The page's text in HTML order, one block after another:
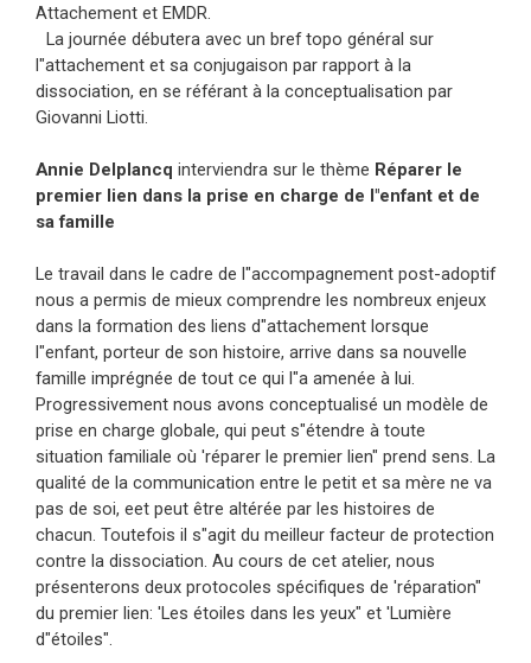
Attachement et EMDR.
La journée débutera avec un bref topo général sur
l"attachement et sa conjugaison par rapport à la
dissociation, en se référant à la conceptualisation par
Giovanni Liotti.
Annie Delplancq interviendra sur le thème Réparer le
premier lien dans la prise en charge de l"enfant et de
sa famille
Le travail dans le cadre de l"accompagnement post-adoptif
nous a permis de mieux comprendre les nombreux enjeux
dans la formation des liens d"attachement lorsque
l"enfant, porteur de son histoire, arrive dans sa nouvelle
famille imprégnée de tout ce qui l"a amenée à lui.
Progressivement nous avons conceptualisé un modèle de
prise en charge globale, qui peut s"étendre à toute
situation familiale où 'réparer le premier lien" prend sens. La
qualité de la communication entre le petit et sa mère ne va
pas de soi, eet peut être altérée par les histoires de
chacun. Toutefois il s"agit du meilleur facteur de protection
contre la dissociation. Au cours de cet atelier, nous
présenterons deux protocoles spécifiques de 'réparation"
du premier lien: 'Les étoiles dans les yeux" et 'Lumière
d"étoiles".